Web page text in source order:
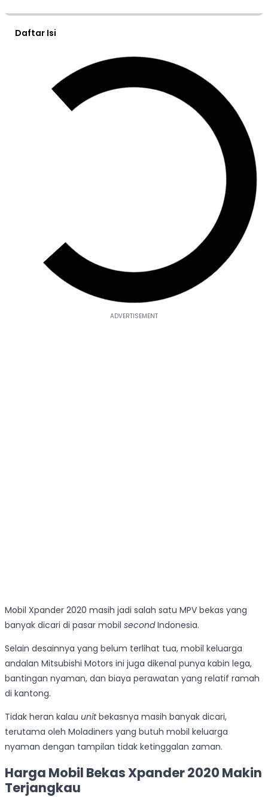
Daftar Isi
Mobil Xpander 2020 masih jadi salah satu MPV bekas yang
banyak dicari di pasar mobil secondIndonesia.
Selain desainnya yang belum terlihat tua, mobil keluarga
andalan Mitsubishi Motors ini juga dikenal punya kabin lega,
bantingan nyaman, dan biaya perawatan yang relatif ramah
di kantong.
Tidak heran kalau unitbekasnya masih banyak dicari,
terutama oleh Moladiners yang butuh mobil keluarga
nyaman dengan tampilan tidak ketinggalan zaman.
Harga Mobil Bekas Xpander 2020 Makin
Terjangkau